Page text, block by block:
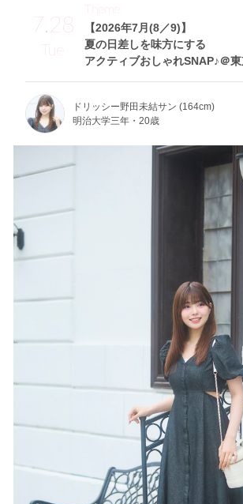
7.28
Tue
【2026年7月(8／9)】
夏の日差しを味方にする
アクティブおしゃれSNAP♪＠
Theme
ドリッシー野田未結サン (164cm)
明治大学三年・20歳